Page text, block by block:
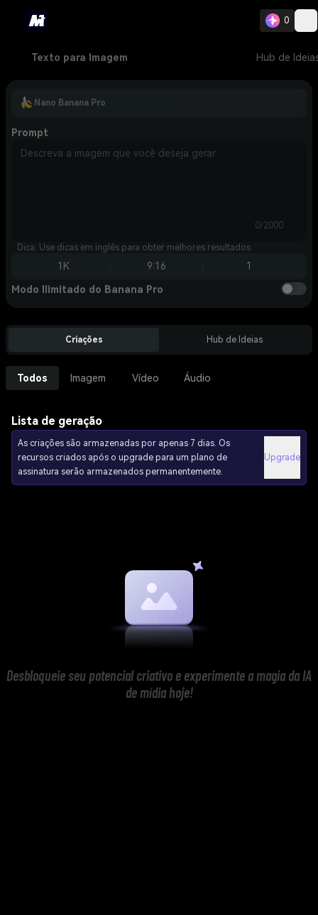
0
Texto para Imagem Hub de
Nano Banana Pro
Prompt
0/2000
Dica: Use dicas em inglês para obter melhores resultados.
1K 9:16 1
Modo Ilimitado do Banana Pro
Criações Hub de Ideias
Todos Imagem Vídeo Áudio
Lista de geração
As criações são armazenadas por apenas 7 dias. Os
recursos criados após o upgrade para um plano de
assinatura serão armazenados permanentemente.
Upgrade
Desbloqueie seu potencial criativo e experimente a magia da IA
de mídia hoje!